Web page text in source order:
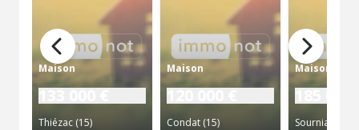
Maison
133 000 €
Thiézac (15)
Maison
120 000 €
Condat (15)
Maison
185 000
Sourniac (15)